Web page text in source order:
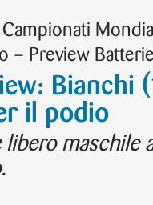
Preview
Bianchi
il podio
maschile